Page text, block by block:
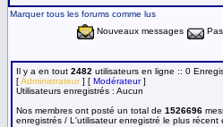
Marquer tous les forums comme lus
Nouveaux messages
Il y a en tout 2482 utilisateurs en ligne :: 0
[Administrateur] [ Modérateur]
Utilisateurs enregistrés : Aucun
Nos membres ont posté un total de 1526696
enregistrés / L'utilisateur enregistré le plus récent